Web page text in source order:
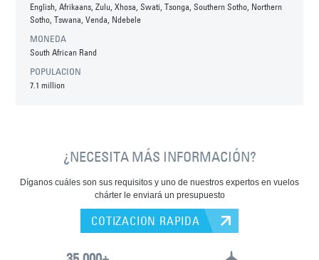
English, Afrikaans, Zulu, Xhosa, Swati, Tsonga, Southern Sotho, Northern
Sotho, Tswana, Venda, Ndebele
MONEDA
South African Rand
POPULACION
7.1 million
¿NECESITA MÁS INFORMACIÓN?
Díganos cuáles son sus requisitos y uno de nuestros expertos en vuelos
chárter le enviará un presupuesto
COTIZACION RAPIDA